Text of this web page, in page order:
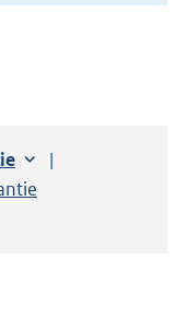
op:
pagina